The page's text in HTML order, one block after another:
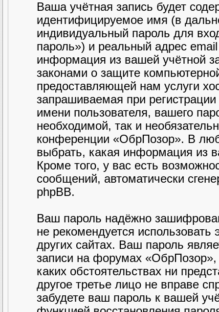
Ваша учётная запись будет
идентифицируемое имя (в
индивидуальный пароль для
пароль») и реальный адрес
информация из вашей учётной
законами о защите
предоставляющей нам услуги
запрашиваемая при
имени пользователя, вашего
необходимой, так и
конференции «ОбрПозор». В
выбрать, какая информация из
Кроме того, у вас есть
сообщений, автоматически
phpBB.
Ваш пароль надёжно
не рекомендуется
других сайтах. Ваш пароль
записи на форумах «ОбрПозор»,
каких обстоятельствах ни
другое третье лицо не вправе
забудете ваш пароль к вашей